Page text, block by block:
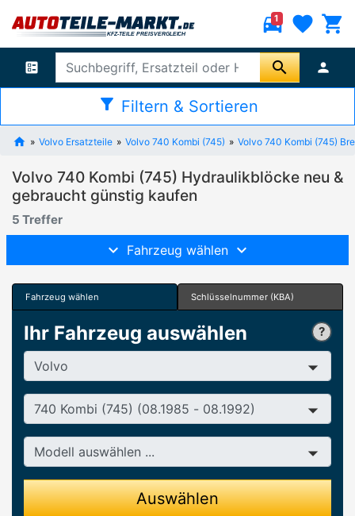
directions_car
1 favorite shopping_cart
ballot search person
filter_alt Filtern & Sortieren
Volvo Ersatzteile Volvo 740 Kombi (745) Volvo 740 Kombi (745)
Volvo 740 Kombi (745) Hydraulikblöcke neu &
gebraucht günstig kaufen
5 Treffer
Fahrzeug wählen
Fahrzeug wählen Schlüsselnummer (KBA)
Ihr Fahrzeug auswählen
Hersteller
Baureihe
Modell
Auswählen